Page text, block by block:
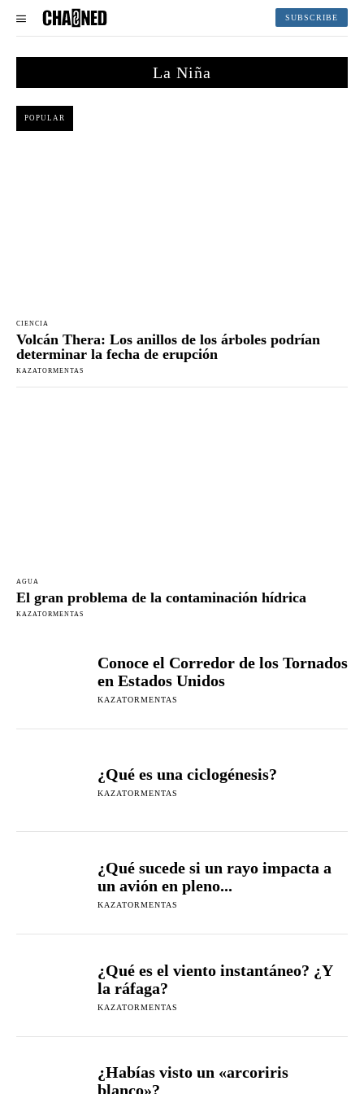
SUBSCRIBE
La Niña
POPULAR
CIENCIA
Volcán Thera: Los anillos de los árboles podrían
determinar la fecha de erupción
KAZATORMENTAS
AGUA
El gran problema de la contaminación hídrica
KAZATORMENTAS
Conoce el Corredor de los Tornados
en Estados Unidos
KAZATORMENTAS
¿Qué es una ciclogénesis?
KAZATORMENTAS
¿Qué sucede si un rayo impacta a
un avión en pleno...
KAZATORMENTAS
¿Qué es el viento instantáneo? ¿Y
la ráfaga?
KAZATORMENTAS
¿Habías visto un «arcoriris
blanco»?